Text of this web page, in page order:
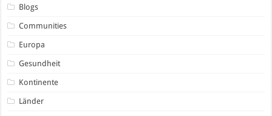
Blogs
Communities
Europa
Gesundheit
Kontinente
Länder